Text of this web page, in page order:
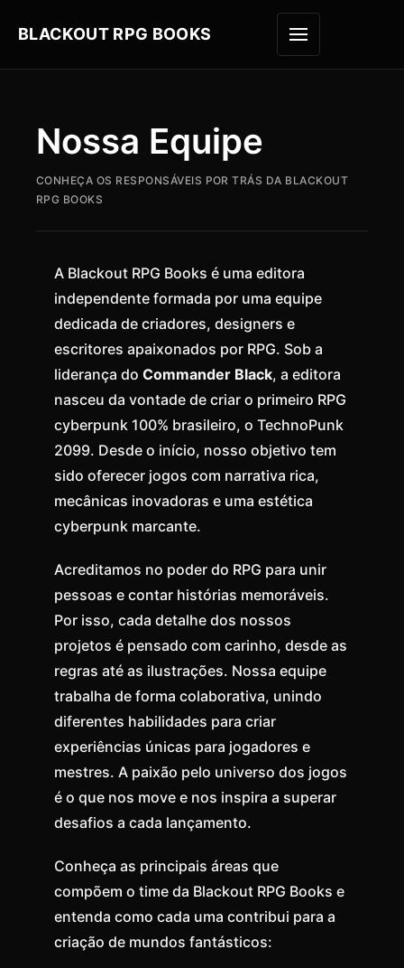
BLACKOUT RPG BOOKS ABRIR
Nossa Equipe
CONHEÇA OS RESPONSÁVEIS POR TRÁS DA BLACKOUT
RPG BOOKS
A Blackout RPG Books é uma editora
independente formada por uma equipe
dedicada de criadores, designers e
escritores apaixonados por RPG. Sob a
liderança do Commander Black, a editora
nasceu da vontade de criar o primeiro RPG
cyberpunk 100% brasileiro, o TechnoPunk
2099. Desde o início, nosso objetivo tem
sido oferecer jogos com narrativa rica,
mecânicas inovadoras e uma estética
cyberpunk marcante.
Acreditamos no poder do RPG para unir
pessoas e contar histórias memoráveis.
Por isso, cada detalhe dos nossos
projetos é pensado com carinho, desde as
regras até as ilustrações. Nossa equipe
trabalha de forma colaborativa, unindo
diferentes habilidades para criar
experiências únicas para jogadores e
mestres. A paixão pelo universo dos jogos
é o que nos move e nos inspira a superar
desafios a cada lançamento.
Conheça as principais áreas que
compõem o time da Blackout RPG Books e
entenda como cada uma contribui para a
criação de mundos fantásticos: